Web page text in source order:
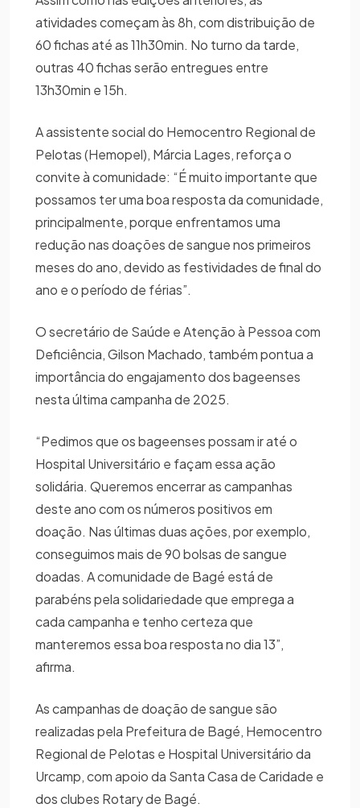
atividades começam às 8h, com distribuição de
60 fichas até as 11h30min. No turno da tarde,
outras 40 fichas serão entregues entre
13h30min e 15h.
A assistente social do Hemocentro Regional de
Pelotas (Hemopel), Márcia Lages, reforça o
convite à comunidade: “É muito importante que
possamos ter uma boa resposta da comunidade,
principalmente, porque enfrentamos uma
redução nas doações de sangue nos primeiros
meses do ano, devido as festividades de final do
ano e o período de férias”.
O secretário de Saúde e Atenção à Pessoa com
Deficiência, Gilson Machado, também pontua a
importância do engajamento dos bageenses
nesta última campanha de 2025.
“Pedimos que os bageenses possam ir até o
Hospital Universitário e façam essa ação
solidária. Queremos encerrar as campanhas
deste ano com os números positivos em
doação. Nas últimas duas ações, por exemplo,
conseguimos mais de 90 bolsas de sangue
doadas. A comunidade de Bagé está de
parabéns pela solidariedade que emprega a
cada campanha e tenho certeza que
manteremos essa boa resposta no dia 13”,
afirma.
As campanhas de doação de sangue são
realizadas pela Prefeitura de Bagé, Hemocentro
Regional de Pelotas e Hospital Universitário da
Urcamp, com apoio da Santa Casa de Caridade e
dos clubes Rotary de Bagé.